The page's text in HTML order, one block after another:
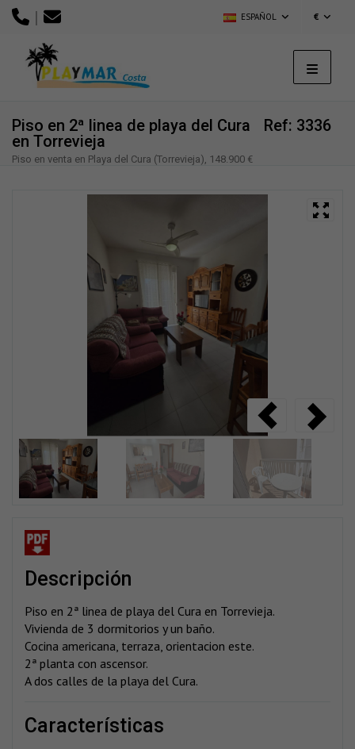
| ESPAÑOL €
Ref: 3336
Piso en 2ª linea de playa del Cura
en Torrevieja
Piso en venta en Playa del Cura (Torrevieja), 148.900 €
descripción
Piso en 2ª linea de playa del Cura en Torrevieja.
Vivienda de 3 dormitorios y un baño.
Cocina americana, terraza, orientacion este.
2ª planta con ascensor.
A dos calles de la playa del Cura.
características